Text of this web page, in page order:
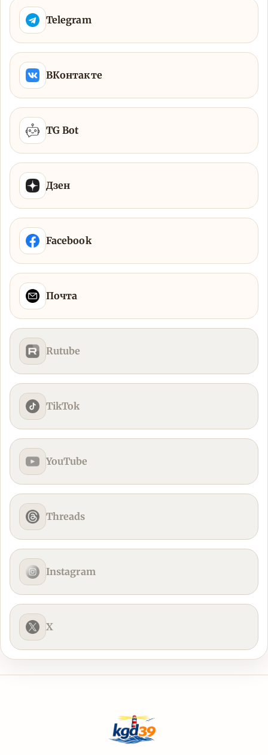
Telegram
ВКонтакте
TG Bot
Дзен
Facebook
Почта
Rutube
TikTok
YouTube
Threads
Instagram
X